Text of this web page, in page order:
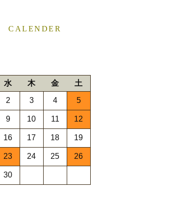
CALENDER
水 木 金 土
2 3 4 5
9 10 11 12
16 17 18 19
23 24 25 26
30